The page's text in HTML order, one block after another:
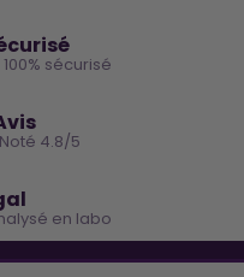
sécurisé
4.8/5
en labo